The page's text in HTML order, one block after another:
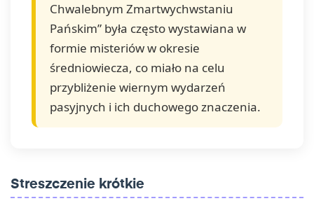
Chwalebnym Zmartwychwstaniu
Pańskim” była często wystawiana w
formie misteriów w okresie
średniowiecza, co miało na celu
przybliżenie wiernym wydarzeń
pasyjnych i ich duchowego znaczenia.
Streszczenie krótkie